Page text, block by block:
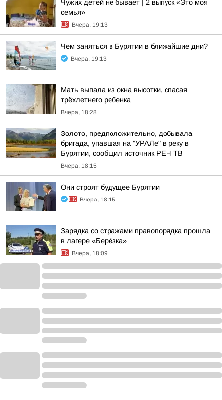
Чужих детей не бывает | 2 выпуск «Это моя
семья»
Вчера, 19:13
Чем заняться в Бурятии в ближайшие дни?
Вчера, 19:13
Мать выпала из окна высотки, спасая
трёхлетнего ребенка
Вчера, 18:28
Золото, предположительно, добывала
бригада, упавшая на "УРАЛе" в реку в
Бурятии, сообщил источник РЕН ТВ
Вчера, 18:15
Они строят будущее Бурятии
Вчера, 18:15
Зарядка со стражами правопорядка прошла
в лагере «Берёзка»
Вчера, 18:09